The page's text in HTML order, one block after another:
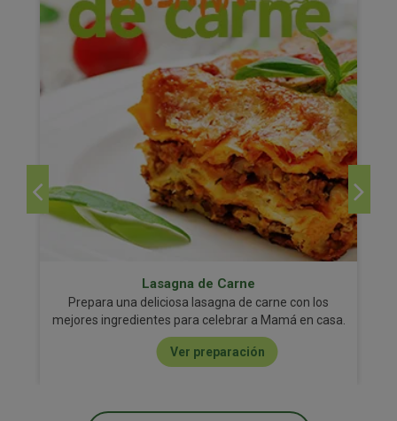
Lasagna de Carne
Prepara una deliciosa lasagna de carne con los
mejores ingredientes para celebrar a Mamá en casa.
Ver preparación